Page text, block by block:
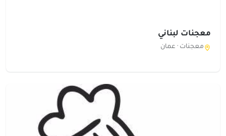
معجنات لبناني
معجنات · عمان